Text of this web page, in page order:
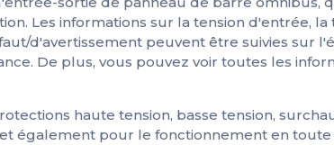
Les informations sur la tension d'entrée, la
d'avertissement peuvent être suivies sur
De plus, vous pouvez voir toutes les
haute tension, basse tension,
également pour le fonctionnement en